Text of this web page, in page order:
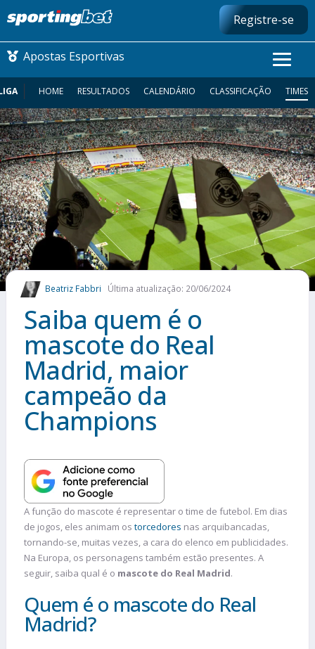
Registre-se
Apostas Esportivas
CONMEBOL LIBERTADORES
FUTEBOL NACIONAL
FUTEBOL INTERNACIONAL
COMO APOSTAR
MAIS ESPORTES
HOME RESULTADOS CALENDÁRIO CLASSIFICAÇÃO TIMES
Beatriz Fabbri Última atualização: 20/06/2024
Saiba quem é o
mascote do Real
Madrid, maior
campeão da
Champions
A função do mascote é representar o time de futebol. Em dias
de jogos, eles animam os torcedores nas arquibancadas,
tornando-se, muitas vezes, a cara do elenco em publicidades.
Na Europa, os personagens também estão presentes. A
seguir, saiba qual é o mascote do Real Madrid.
Quem é o mascote do Real
Madrid?